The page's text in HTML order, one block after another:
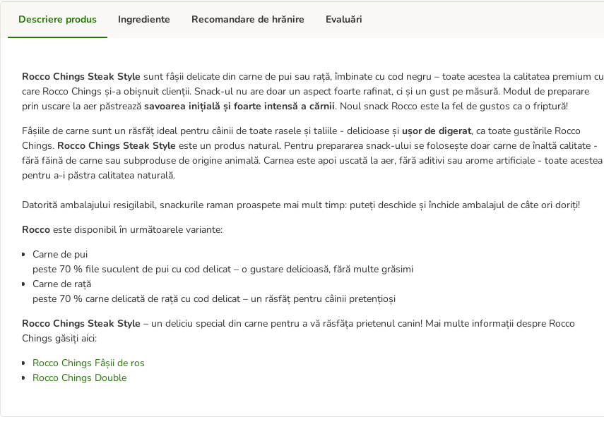
Descriere produs
Rocco Chings Steak Style sunt fâșii delicate din carne de pui sau rață, îmbinate cu cod negru – toate acestea la calitatea premium cu
care Rocco Chings și-a obișnuit clienții. Snack-ul nu are doar un aspect foarte rafinat, ci și un gust pe măsură. Modul de preparare
prin uscare la aer păstrează savoarea inițială și foarte intensă a cărnii. Noul snack Rocco este la fel de gustos ca o friptură!
Fâșiile de carne sunt un răsfăț ideal pentru câinii de toate rasele și taliile - delicioase și ușor de digerat, ca toate gustările Rocco
Chings. Rocco Chings Steak Style este un produs natural. Pentru prepararea snack-ului se folosește doar carne de înaltă calitate -
fără făină de carne sau subproduse de origine animală. Carnea este apoi uscată la aer, fără aditivi sau arome artificiale - toate acestea
pentru a-i păstra calitatea naturală.
Datorită ambalajului resigilabil, snackurile raman proaspete mai mult timp: puteți deschide și închide ambalajul de câte ori doriți!
Rocco este disponibil în următoarele variante:
Carne de pui
peste 70 % file suculent de pui cu cod delicat – o gustare delicioasă, fără multe grăsimi
Carne de rață
peste 70 % carne delicată de rață cu cod delicat – un răsfăț pentru câinii pretențioși
Rocco Chings Steak Style – un deliciu special din carne pentru a vă răsfăța prietenul canin! Mai multe informații despre Rocco
Chings găsiți aici:
Rocco Chings Fâșii de ros
Rocco Chings Double
Ingrediente Recomandare de hrănire Evaluări